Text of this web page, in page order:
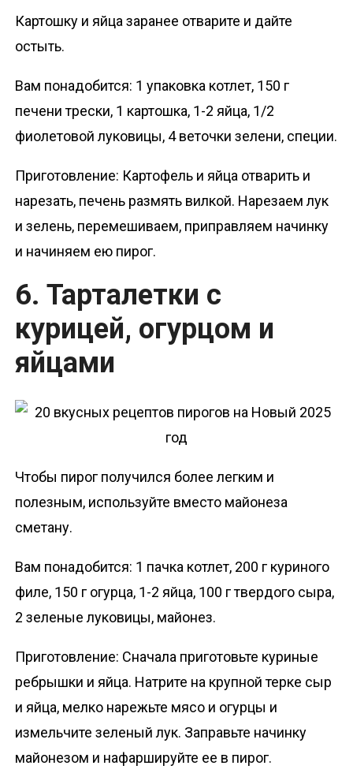
Картошку и яйца заранее отварите и дайте
остыть.
Вам понадобится: 1 упаковка котлет, 150 г
печени трески, 1 картошка, 1-2 яйца, 1/2
фиолетовой луковицы, 4 веточки зелени, специи.
Приготовление: Картофель и яйца отварить и
нарезать, печень размять вилкой. Нарезаем лук
и зелень, перемешиваем, приправляем начинку
и начиняем ею пирог.
6. Тарталетки с
курицей, огурцом и
яйцами
Чтобы пирог получился более легким и
полезным, используйте вместо майонеза
сметану.
Вам понадобится: 1 пачка котлет, 200 г куриного
филе, 150 г огурца, 1-2 яйца, 100 г твердого сыра,
2 зеленые луковицы, майонез.
Приготовление: Сначала приготовьте куриные
ребрышки и яйца. Натрите на крупной терке сыр
и яйца, мелко нарежьте мясо и огурцы и
измельчите зеленый лук. Заправьте начинку
майонезом и нафаршируйте ее в пирог.